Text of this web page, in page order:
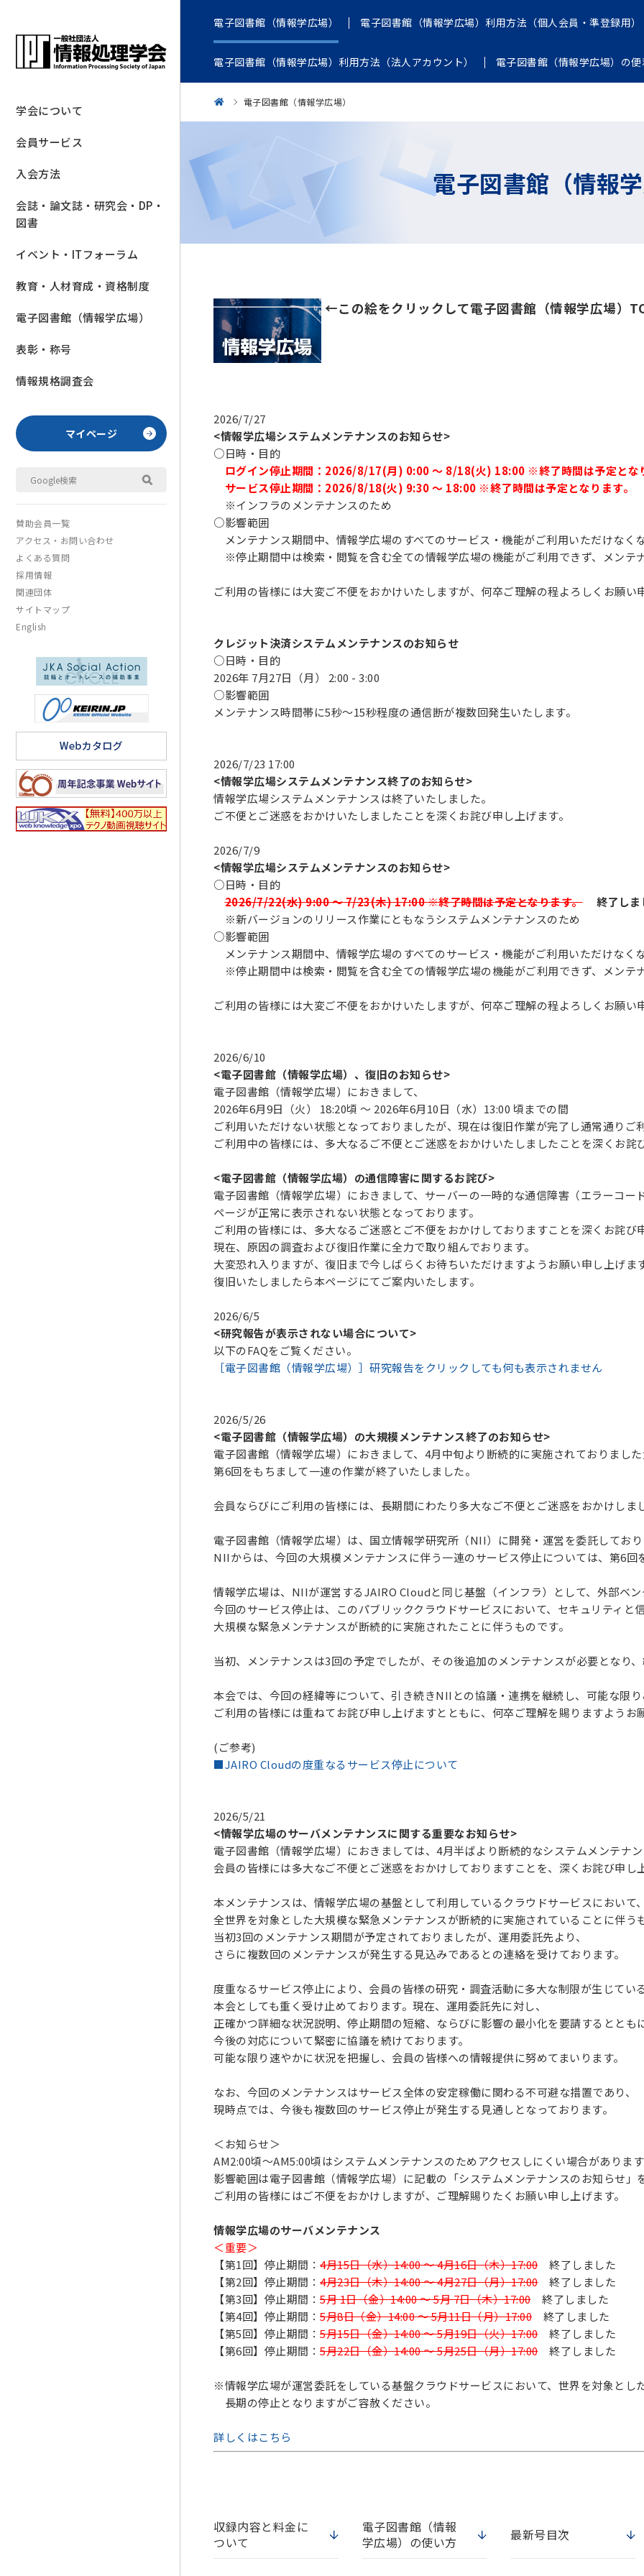
学会について
会員サービス
入会方法
会誌・論文誌・研究会・DP・
図書
イベント・ITフォーラム
教育・人材育成・資格制度
電子図書館（情報学広場）
表彰・称号
情報規格調査会
マイページ
賛助会員一覧
アクセス・お問い合わせ
よくある質問
採用情報
関連団体
サイトマップ
English
電子図書館（情報学広場） 電子図書館（情報学広場）利用方法（個人会員・準登録用）
電子図書館（情報学広場）利用方法（法人アカウント） 電子図書館（情報学広場）の
電子図書館（情報学広場）
電子図書館（情報学
←この絵をクリックして電子図書館（情報学広場）
2026/7/27
<情報学広場システムメンテナンスのお知らせ>
○日時・目的
ログイン停止期間：2026/8/17(月) 0:00 ～ 8/18(火) 18:00 ※終了時間は予定とな
サービス停止期間：2026/8/18(火) 9:30 ～ 18:00 ※終了時間は予定となります。
※インフラのメンテナンスのため
○影響範囲
メンテナンス期間中、情報学広場のすべてのサービス・機能がご利用いただけなくな
※停止期間中は検索・閲覧を含む全ての情報学広場の機能がご利用できず、メンテ
ご利用の皆様には大変ご不便をおかけいたしますが、何卒ご理解の程よろしくお願い
クレジット決済システムメンテナンスのお知らせ
○日時・目的
2026年 7月27日（月） 2:00 - 3:00
○影響範囲
メンテナンス時間帯に5秒～15秒程度の通信断が複数回発生いたします。
2026/7/23 17:00
<情報学広場システムメンテナンス終了のお知らせ>
情報学広場システムメンテナンスは終了いたしました。
ご不便とご迷惑をおかけいたしましたことを深くお詫び申し上げます。
2026/7/9
<情報学広場システムメンテナンスのお知らせ>
○日時・目的
2026/7/22(水) 9:00 ～ 7/23(木) 17:00 ※終了時間は予定となります。終了しま
※新バージョンのリリース作業にともなうシステムメンテナンスのため
○影響範囲
メンテナンス期間中、情報学広場のすべてのサービス・機能がご利用いただけなくな
※停止期間中は検索・閲覧を含む全ての情報学広場の機能がご利用できず、メンテ
ご利用の皆様には大変ご不便をおかけいたしますが、何卒ご理解の程よろしくお願い
2026/6/10
<電子図書館（情報学広場）、復旧のお知らせ>
電子図書館（情報学広場）におきまして、
2026年6月9日（火） 18:20頃 ～ 2026年6月10日（水）13:00 頃までの間
ご利用いただけない状態となっておりましたが、現在は復旧作業が完了し通常通りご
ご利用中の皆様には、多大なるご不便とご迷惑をおかけいたしましたことを深くお詫
<電子図書館（情報学広場）の通信障害に関するお詫び>
電子図書館（情報学広場）におきまして、サーバーの一時的な通信障害（エラーコー
ページが正常に表示されない状態となっております。
ご利用の皆様には、多大なるご迷惑とご不便をおかけしておりますことを深くお詫び
現在、原因の調査および復旧作業に全力で取り組んでおります。
大変恐れ入りますが、復旧まで今しばらくお待ちいただけますようお願い申し上げます
復旧いたしましたら本ページにてご案内いたします。
2026/6/5
<研究報告が表示されない場合について>
以下のFAQをご覧ください。
［電子図書館（情報学広場）］研究報告をクリックしても何も表示されません
2026/5/26
<電子図書館（情報学広場）の大規模メンテナンス終了のお知らせ>
電子図書館（情報学広場）におきまして、4月中旬より断続的に実施されておりました
第6回をもちまして一連の作業が終了いたしました。
会員ならびにご利用の皆様には、長期間にわたり多大なご不便とご迷惑をおかけしま
電子図書館（情報学広場）は、国立情報学研究所（NII）に開発・運営を委託しており
NIIからは、今回の大規模メンテナンスに伴う一連のサービス停止については、第6回
情報学広場は、NIIが運営するJAIRO Cloudと同じ基盤（インフラ）として、外部ベ
今回のサービス停止は、このパブリッククラウドサービスにおいて、セキュリティと
大規模な緊急メンテナンスが断続的に実施されたことに伴うものです。
当初、メンテナンスは3回の予定でしたが、その後追加のメンテナンスが必要となり
本会では、今回の経緯等について、引き続きNIIとの協議・連携を継続し、可能な限り
ご利用の皆様には重ねてお詫び申し上げますとともに、何卒ご理解を賜りますようお
(ご参考)
■JAIRO Cloudの度重なるサービス停止について
2026/5/21
<情報学広場のサーバメンテナンスに関する重要なお知らせ>
電子図書館（情報学広場）におきましては、4月半ばより断続的なシステムメンテナン
会員の皆様には多大なご不便とご迷惑をおかけしておりますことを、深くお詫び申し
本メンテナンスは、情報学広場の基盤として利用しているクラウドサービスにおいて、
全世界を対象とした大規模な緊急メンテナンスが断続的に実施されていることに伴う
当初3回のメンテナンス期間が予定されておりましたが、運用委託先より、
さらに複数回のメンテナンスが発生する見込みであるとの連絡を受けております。
度重なるサービス停止により、会員の皆様の研究・調査活動に多大な制限が生じている
本会としても重く受け止めております。現在、運用委託先に対し、
正確かつ詳細な状況説明、停止期間の短縮、ならびに影響の最小化を要請するとともに
今後の対応について緊密に協議を続けております。
可能な限り速やかに状況を把握し、会員の皆様への情報提供に努めてまいります。
なお、今回のメンテナンスはサービス全体の安定稼働に関わる不可避な措置であり、
現時点では、今後も複数回のサービス停止が発生する見通しとなっております。
＜お知らせ＞
AM2:00頃～AM5:00頃はシステムメンテナンスのためアクセスしにくい場合があります
影響範囲は電子図書館（情報学広場）に記載の「システムメンテナンスのお知らせ」
ご利用の皆様にはご不便をおかけしますが、ご理解賜りたくお願い申し上げます。
情報学広場のサーバメンテナンス
＜重要＞
【第1回】停止期間： 4月15日（水）14:00 ～ 4月16日（木）17:00終了しました
【第2回】停止期間： 4月23日（木）14:00 ～ 4月27日（月）17:00終了しました
【第3回】停止期間： 5月 1日（金）14:00 ～ 5月 7日（木）17:00終了しました
【第4回】停止期間： 5月8日（金）14:00 ～ 5月11日（月）17:00 終了しました
【第5回】停止期間： 5月15日（金）14:00 ～ 5月19日（火）17:00終了しました
【第6回】停止期間： 5月22日（金）14:00 ～ 5月25日（月）17:00終了しました
※情報学広場が運営委託をしている基盤クラウドサービスにおいて、世界を対象とし
長期の停止となりますがご容赦ください。
詳しくはこちら
収録内容と料金に
ついて
電子図書館（情報
学広場）の使い方
最新号目次